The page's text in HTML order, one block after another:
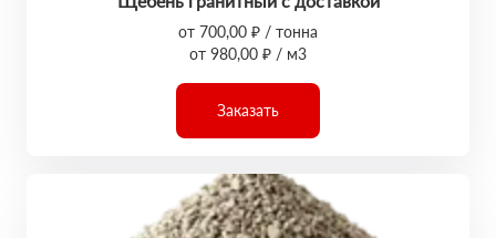
от 700,00 ₽ / тонна
от 980,00 ₽ / м3
Заказать